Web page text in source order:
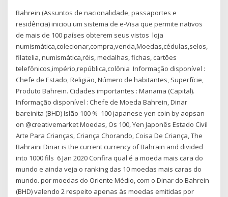
Bahrein (Assuntos de nacionalidade, passaportes e
residência) iniciou um sistema de e-Visa que permite nativos
de mais de 100 países obterem seus vistos loja
numismática,colecionar,compra,venda,Moedas,cédulas,selos,
filatelia, numismática,réis, medalhas, fichas, cartões
telefônicos,império,república,colônia Informação disponível :
Chefe de Estado, Religião, Número de habitantes, Superfície,
Produto Bahrein. Cidades importantes : Manama (Capital).
Informação disponível : Chefe de Moeda Bahrein, Dinar
bareinita (BHD) Islão 100 % 100 japanese yen coin by aopsan
on @creativemarket Moedas, Os 100, Yen Japonês Estado Civil
Arte Para Crianças, Criança Chorando, Coisa De Criança, The
Bahraini Dinar is the current currency of Bahrain and divided
into 1000 fils 6 Jan 2020 Confira qual é a moeda mais cara do
mundo e ainda veja o ranking das 10 moedas mais caras do
mundo. por moedas do Oriente Médio, com o Dinar do Bahrein
(BHD) valendo 2 respeito apenas às moedas emitidas por